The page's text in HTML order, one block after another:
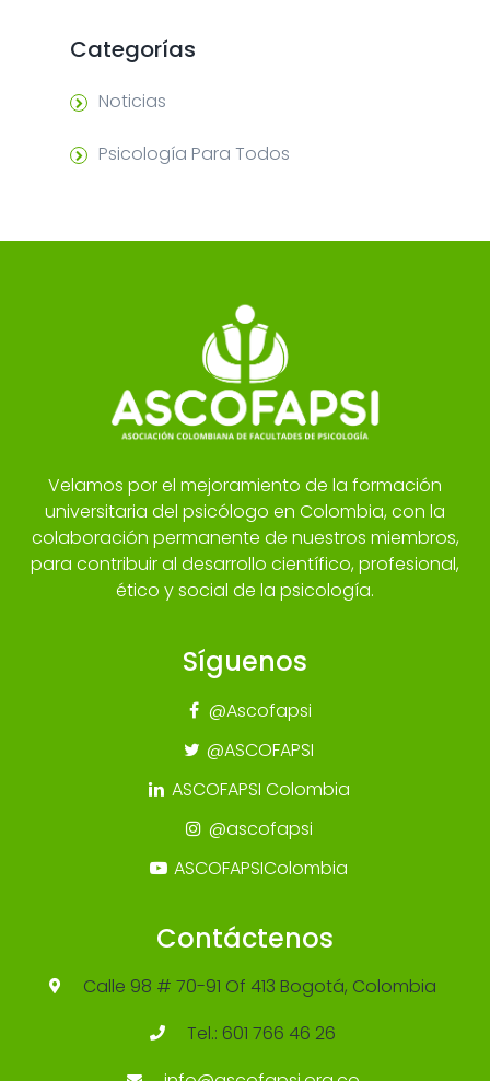
Categorías
Noticias
Psicología Para Todos
Velamos por el mejoramiento de la formación
universitaria del psicólogo en Colombia, con la
colaboración permanente de nuestros miembros,
para contribuir al desarrollo científico, profesional,
ético y social de la psicología.
Síguenos
@Ascofapsi
@ASCOFAPSI
ASCOFAPSI Colombia
@ascofapsi
ASCOFAPSIColombia
Contáctenos
Calle 98 # 70-91 Of 413 Bogotá, Colombia
Tel.: 601 766 46 26